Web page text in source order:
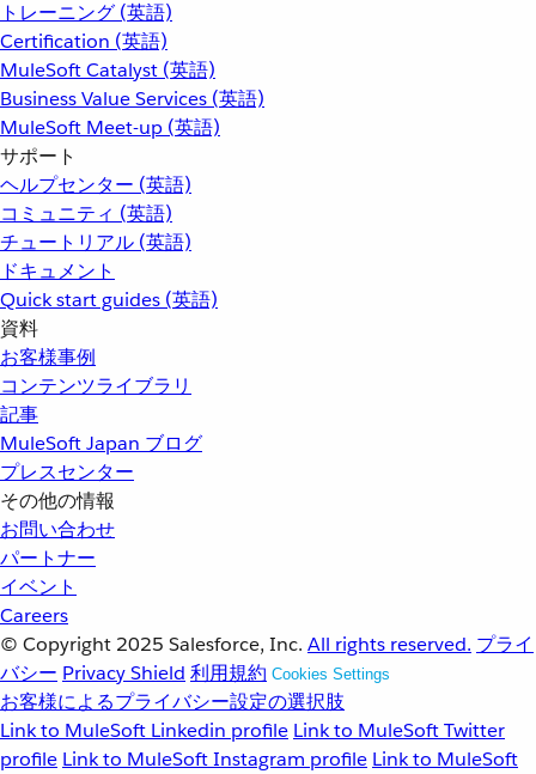
トレーニング (英語)
Certification (英語)
MuleSoft Catalyst (英語)
Business Value Services (英語)
MuleSoft Meet-up (英語)
サポート
ヘルプセンター (英語)
コミュニティ (英語)
チュートリアル (英語)
ドキュメント
Quick start guides (英語)
資料
お客様事例
コンテンツライブラリ
記事
MuleSoft Japan ブログ
プレスセンター
その他の情報
お問い合わせ
パートナー
イベント
Careers
© Copyright 2025 Salesforce, Inc. All rights reserved. プライ
バシー Privacy Shield 利用規約 Cookies Settings
お客様によるプライバシー設定の選択肢
Link to MuleSoft Linkedin profile Link to MuleSoft Twitter
profile Link to MuleSoft Instagram profile Link to MuleSoft